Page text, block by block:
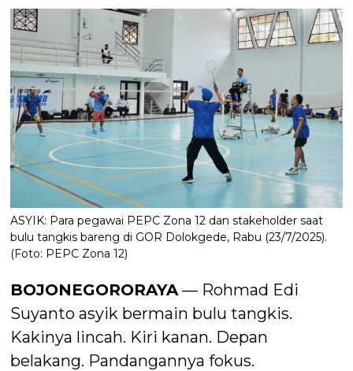
ASYIK: Para pegawai PEPC Zona 12 dan stakeholder saat
bulu tangkis bareng di GOR Dolokgede, Rabu (23/7/2025).
(Foto: PEPC Zona 12)
BOJONEGORORAYA — Rohmad Edi
Suyanto asyik bermain bulu tangkis.
Kakinya lincah. Kiri kanan. Depan
belakang. Pandangannya fokus.